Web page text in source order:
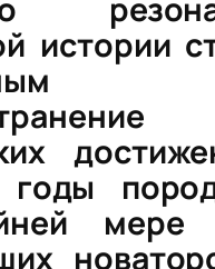
истории
годы
мере